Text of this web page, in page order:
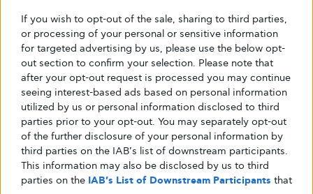
If you wish to opt-out of the sale, sharing to third parties,
or processing of your personal or sensitive information
for targeted advertising by us, please use the below opt-
out section to confirm your selection. Please note that
after your opt-out request is processed you may continue
seeing interest-based ads based on personal information
utilized by us or personal information disclosed to third
parties prior to your opt-out. You may separately opt-out
of the further disclosure of your personal information by
third parties on the IAB’s list of downstream participants.
This information may also be disclosed by us to third
parties on the IAB’s List of Downstream Participants that
βέβαια ήμουν αγχωμένος και μετρούσα τόσο
με το Libre, όσο και με το παλιό μηχάνημα,
αλλά οι αποκλίσεις ήταν πάρα πολύ μικρές,
οπότε ηρέμησα και έτσι μπήκε το ζάχαρο σε μια
σειρά”.
Βλέπεις πότε το ζάχαρο έχει ανοδική ή
καθοδική πορεία, πότε πας για υπογλυκαιμία,
πραγματικά τα πάντα! Δεν έχω το άγχος του
μεταγευματικού ζαχάρου, βλέπω την τάση ανά
πάσα ώρα και στιγμή χωρίς να τρυπιέμαι και